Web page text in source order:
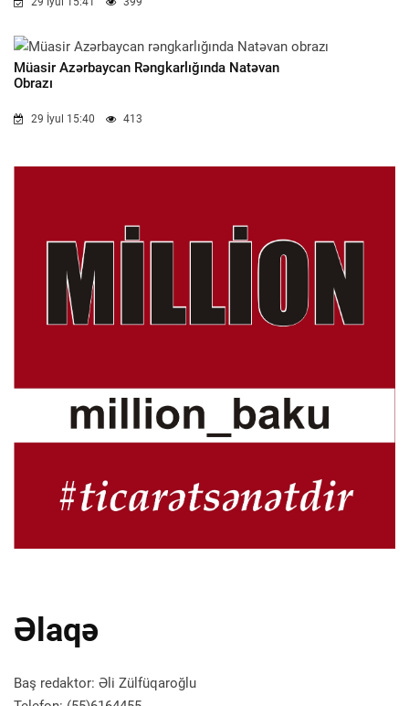
Müasir Azərbaycan Rəngkarlığında Natəvan
Obrazı
29 İyul 15:40 413
Əlaqə
Baş redaktor: Əli Zülfüqaroğlu